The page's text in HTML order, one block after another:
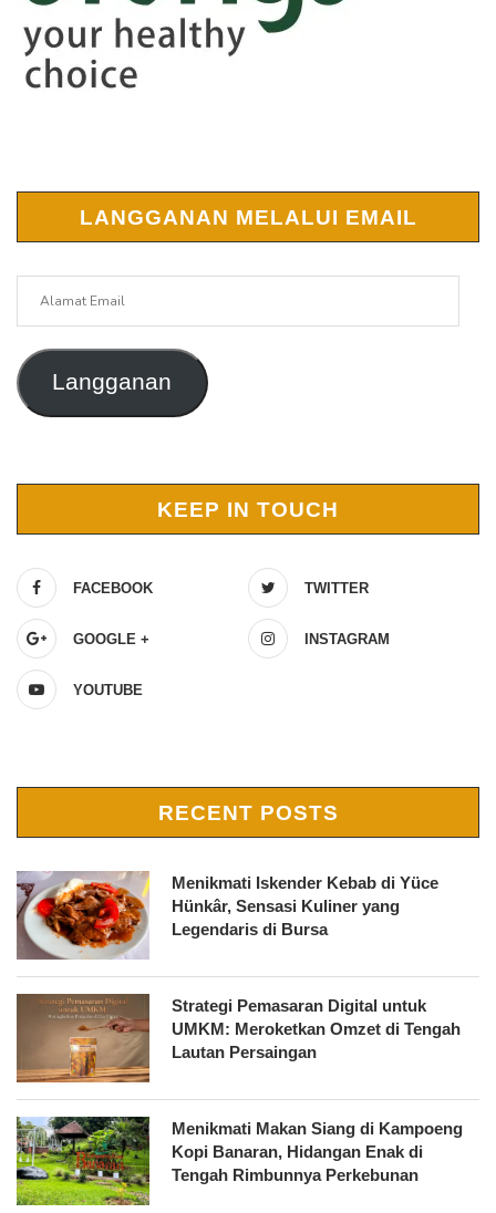
LANGGANAN MELALUI EMAIL
Langganan
KEEP IN TOUCH
FACEBOOK TWITTER
GOOGLE + INSTAGRAM
YOUTUBE
RECENT POSTS
Menikmati Iskender Kebab di Yüce
Hünkâr, Sensasi Kuliner yang
Legendaris di Bursa
Strategi Pemasaran Digital untuk
UMKM: Meroketkan Omzet di Tengah
Lautan Persaingan
Menikmati Makan Siang di Kampoeng
Kopi Banaran, Hidangan Enak di
Tengah Rimbunnya Perkebunan